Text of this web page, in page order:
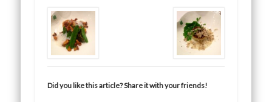
Did you like this article? Share it with your friends!